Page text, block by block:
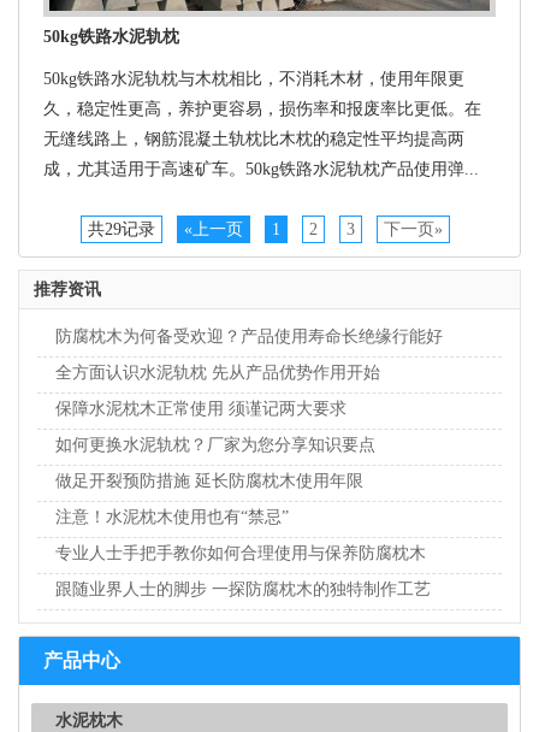
50kg铁路水泥轨枕
50kg铁路水泥轨枕与木枕相比，不消耗木材，使用年限更
久，稳定性更高，养护更容易，损伤率和报废率比更低。在
无缝线路上，钢筋混凝土轨枕比木枕的稳定性平均提高两
成，尤其适用于高速矿车。50kg铁路水泥轨枕产品使用弹...
共29记录 «上一页 1 2 3 下一页»
推荐资讯
防腐枕木为何备受欢迎？产品使用寿命长绝缘行能好
全方面认识水泥轨枕 先从产品优势作用开始
保障水泥枕木正常使用 须谨记两大要求
如何更换水泥轨枕？厂家为您分享知识要点
做足开裂预防措施 延长防腐枕木使用年限
注意！水泥枕木使用也有“禁忌”
专业人士手把手教你如何合理使用与保养防腐枕木
跟随业界人士的脚步 一探防腐枕木的独特制作工艺
产品中心
水泥枕木